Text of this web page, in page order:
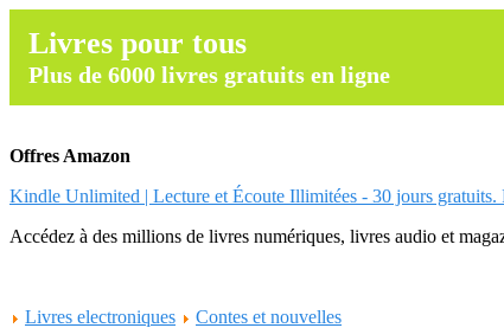
Livres pour tous
Plus de 6000 livres gratuits en ligne
Offres Amazon
Kindle Unlimited | Lecture et Écoute Illimitées - 30 jours gratuits.
Accédez à des millions de livres numériques, livres audio et
Livres electroniques
Contes et nouvelles